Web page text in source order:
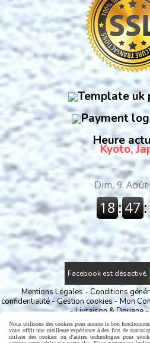
Heure
Kyoto,
Facebook est désactivé.
Mentions Légales Conditions
confidentialité
Gestion cookies Mon
Livraison & Douane
Nous utilisons des cookies pour assurer le bon
vous offrir une meilleure expérience à des fins de
utiliser des cookies ou d'autres technologies pour